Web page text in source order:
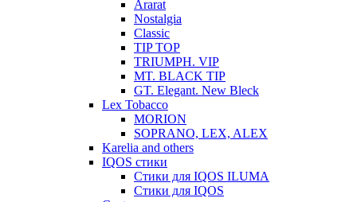
Ararat
Nostalgia
Classic
TIP TOP
TRIUMPH. VIP
MT. BLACK TIP
GT. Elegant. New Bleck
Lex Tobacco
MORION
SOPRANO, LEX, ALEX
Karelia and others
IQOS стики
Стики для IQOS ILUMA
Стики для IQOS